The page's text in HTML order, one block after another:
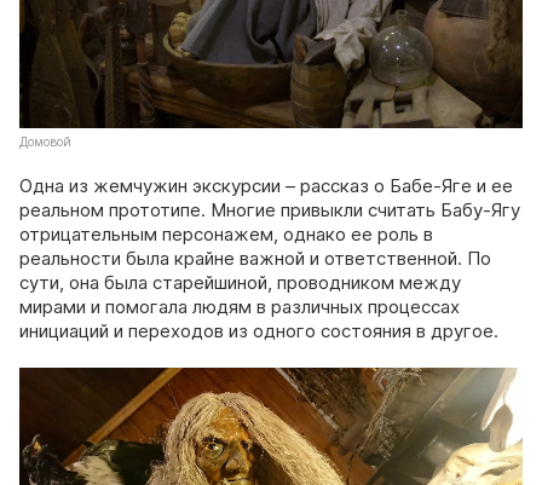
Домовой
Одна из жемчужин экскурсии – рассказ о Бабе-Яге и ее
реальном прототипе. Многие привыкли считать Бабу-Ягу
отрицательным персонажем, однако ее роль в
реальности была крайне важной и ответственной. По
сути, она была старейшиной, проводником между
мирами и помогала людям в различных процессах
инициаций и переходов из одного состояния в другое.